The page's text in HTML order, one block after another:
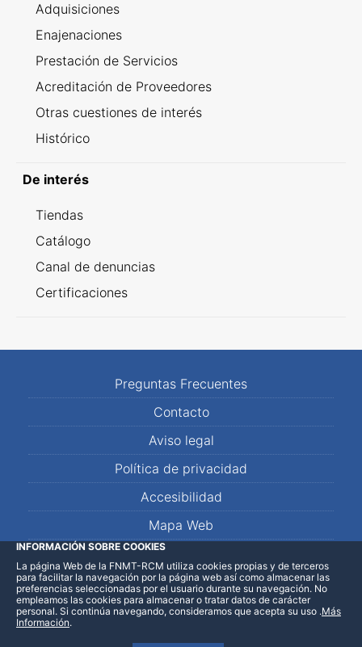
Adquisiciones
Enajenaciones
Prestación de Servicios
Acreditación de Proveedores
Otras cuestiones de interés
Histórico
De interés
Tiendas
Catálogo
Canal de denuncias
Certificaciones
Preguntas Frecuentes
Contacto
Aviso legal
Política de privacidad
Accesibilidad
Mapa Web
LinkedInFacebookWhatsApp
INFORMACIÓN SOBRE COOKIES
La página Web de la FNMT-RCM utiliza cookies propias y de terceros
para facilitar la navegación por la página web así como almacenar las
preferencias seleccionadas por el usuario durante su navegación. No
empleamos las cookies para almacenar o tratar datos de carácter
personal. Si continúa navegando, consideramos que acepta su uso .Más
Información.